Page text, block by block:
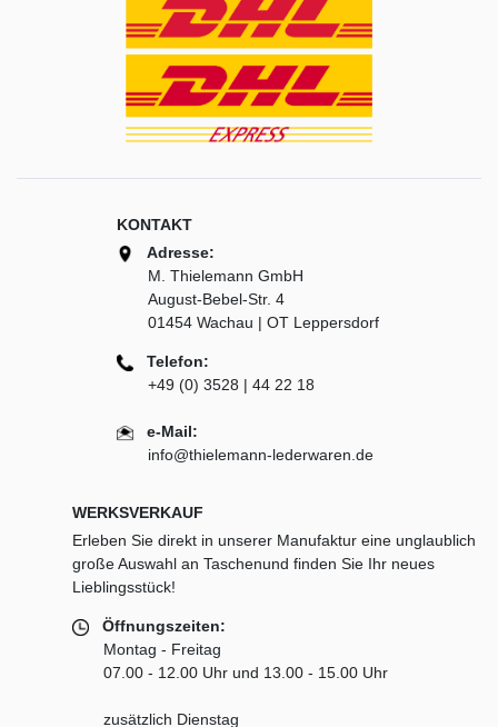
KONTAKT
Adresse:
M. Thielemann GmbH
August-Bebel-Str. 4
01454 Wachau | OT Leppersdorf
Telefon:
+49 (0) 3528 | 44 22 18
e-Mail:
info@thielemann-lederwaren.de
WERKSVERKAUF
Erleben Sie direkt in unserer Manufaktur eine unglaublich
große Auswahl an Taschenund finden Sie Ihr neues
Lieblingsstück!
Öffnungszeiten:
Montag - Freitag
07.00 - 12.00 Uhr und 13.00 - 15.00 Uhr
zusätzlich Dienstag